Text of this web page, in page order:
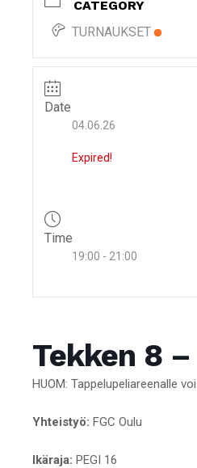
CATEGORY
TURNAUKSET
Date
04.06.26
Expired!
Time
19:00 - 21:00
Tekken 8
HUOM: Tappelupeliareenalle
Yhteistyö: FGC Oulu
Ikäraja: PEGI 16